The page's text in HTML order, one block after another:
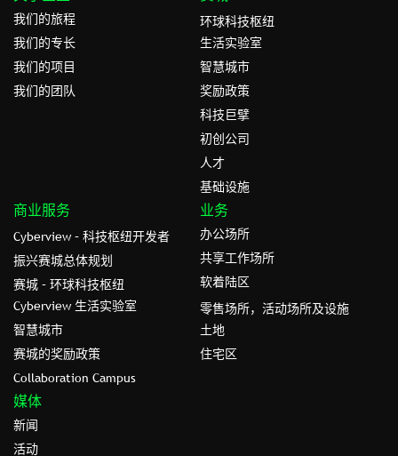
我们的旅程
我们的专⻓
我们的项目
我们的团队
环球科技枢纽
生活实验室
智慧城市
奖励政策
科技巨擘
初创公司
人才
基础设施
商业服务
Cyberview – 科技枢纽开发者
振兴赛城总体规划
赛城 – 环球科技枢纽
Cyberview 生活实验室
智慧城市
赛城的奖励政策
Collaboration Campus
业务
办公场所
共享工作场所
软着陆区
零售场所，活动场所及设施
土地
住宅区
媒体
新闻
活动